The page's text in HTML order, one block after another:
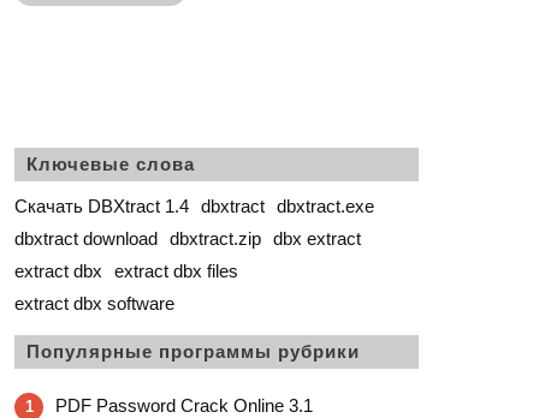
Ключевые слова
Скачать DBXtract 1.4 dbxtract dbxtract.exe
dbxtract download dbxtract.zip dbx extract
extract dbx
extract dbx files
extract dbx software
Популярные программы рубрики
1 PDF Password Crack Online 3.1